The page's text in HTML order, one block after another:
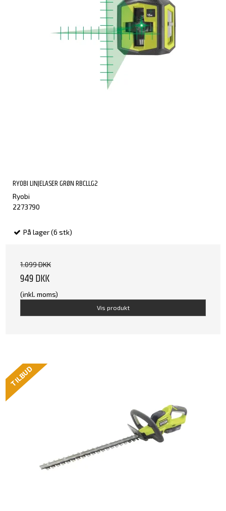
RYOBI LINJELASER GRØN RBCLLG2
Ryobi
2273790
På lager (6 stk)
1.099 DKK
949 DKK
(inkl. moms)
Vis produkt
TILBUD